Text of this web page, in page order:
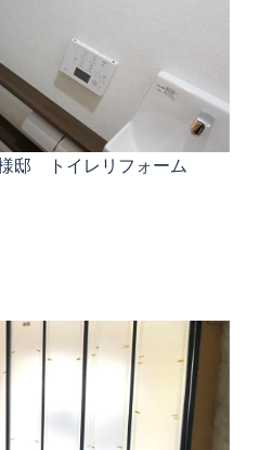
様邸 トイレリフォーム